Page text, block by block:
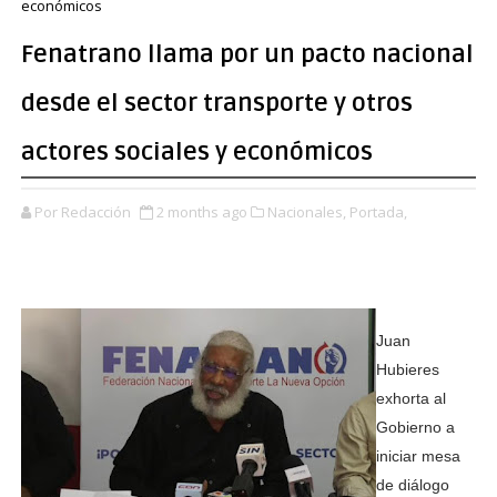
económicos
Fenatrano llama por un pacto nacional
desde el sector transporte y otros
actores sociales y económicos
Por Redacción 2 months ago Nacionales, Portada,
Juan
Hubieres
exhorta al
Gobierno a
iniciar mesa
de diálogo